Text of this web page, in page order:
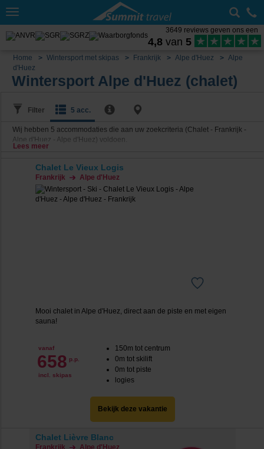
Toggle
3649 reviews geven ons een
4,8 van 5
Home Wintersport met skipas Frankrijk Alpe d'Huez
Alpe
d'Huez
Wintersport Alpe d'Huez (chalet)
Filter 5 acc.
Wij hebben 5 accommodaties die aan uw zoekcriteria (Chalet - Frankrijk -
Alpe d'Huez - Alpe d'Huez) voldoen.
Lees meer
Chalet Le Vieux Logis
Frankrijk Alpe d'Huez
Mooi chalet in Alpe d'Huez, direct aan de piste en met eigen
sauna!
vanaf
658 p.p.
incl. skipas
150m tot centrum
0m tot skilift
0m tot piste
logies
Bekijk deze vakantie
Chalet Lièvre Blanc
Frankrijk Alpe d'Huez